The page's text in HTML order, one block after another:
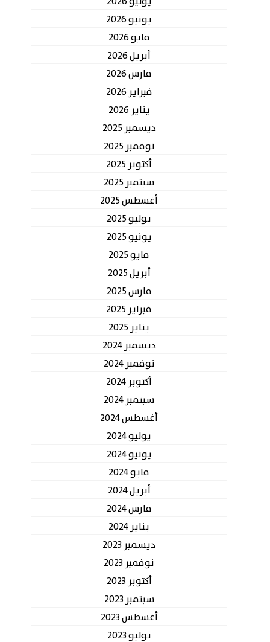
يونيو 2026
مايو 2026
أبريل 2026
مارس 2026
فبراير 2026
يناير 2026
ديسمبر 2025
نوفمبر 2025
أكتوبر 2025
سبتمبر 2025
أغسطس 2025
يوليو 2025
يونيو 2025
مايو 2025
أبريل 2025
مارس 2025
فبراير 2025
يناير 2025
ديسمبر 2024
نوفمبر 2024
أكتوبر 2024
سبتمبر 2024
أغسطس 2024
يوليو 2024
يونيو 2024
مايو 2024
أبريل 2024
مارس 2024
يناير 2024
ديسمبر 2023
نوفمبر 2023
أكتوبر 2023
سبتمبر 2023
أغسطس 2023
يوليو 2023